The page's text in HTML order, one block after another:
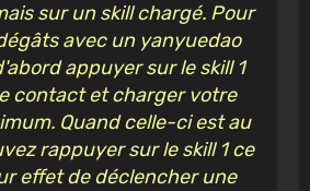
sur un skill chargé. Pour
avec un yanyuedao
appuyer sur le skill 1
contact et charger votre
Quand celle-ci est au
rappuyer sur le skill 1 ce
effet de déclencher une